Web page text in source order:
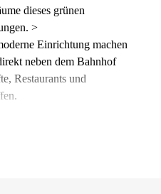
dieses grünen
>
Einrichtung machen
neben dem Bahnhof
Restaurants und